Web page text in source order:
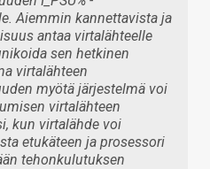
Aiemmin kannettavista ja
antaa virtalähteelle
sen hetkinen
virtalähteen
myötä järjestelmä voi
virtalähteen
kun virtalähde voi
etukäteen ja prosessori
tehonkulutuksen